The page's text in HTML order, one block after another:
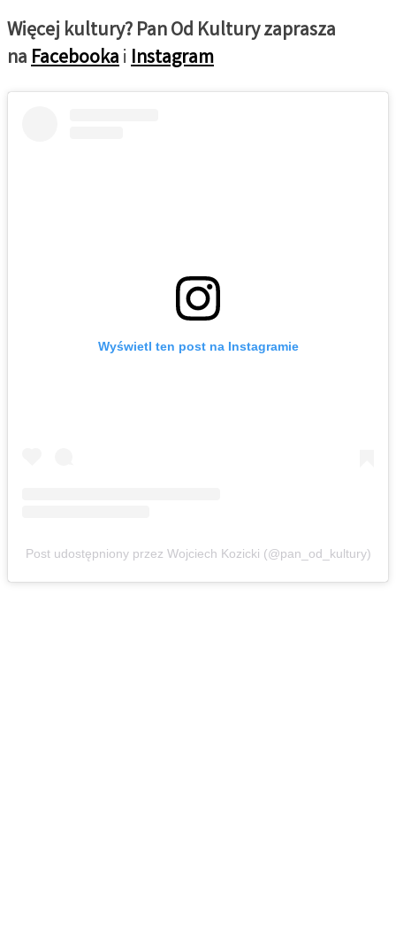
Więcej kultury? Pan Od Kultury zaprasza
naFacebookaiInstagram
Wyświetl ten post na Instagramie
Post udostępniony przez Wojciech Kozicki (@pan_od_kultury)